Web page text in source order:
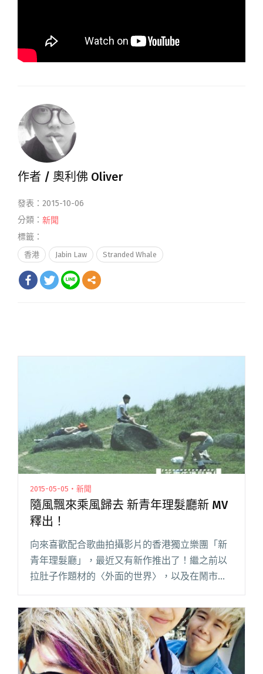
作者 / 奧利佛 Oliver
發表：2015-10-06
分類： 新聞
標籤：
香港 Jabin Law Stranded Whale
2015-05-05・新聞
隨風飄來乘風歸去 新青年理髮廳新 MV
釋出！
向來喜歡配合歌曲拍攝影片的香港獨立樂團「新
青年理髮廳」，最近又有新作推出了！繼之前以
拉肚子作題材的〈外面的世界〉，以及在鬧市睡
覺的〈不知不覺〉，這次樂團收起玩味惡搞，藉
由與老伯伯的對話，以赤子之心唱出「隨風飄
來，乘風歸去」的豁達價值觀。 歌閱讀全文 "隨
風飄來乘風歸去 新青年理髮廳新 MV 釋出！"